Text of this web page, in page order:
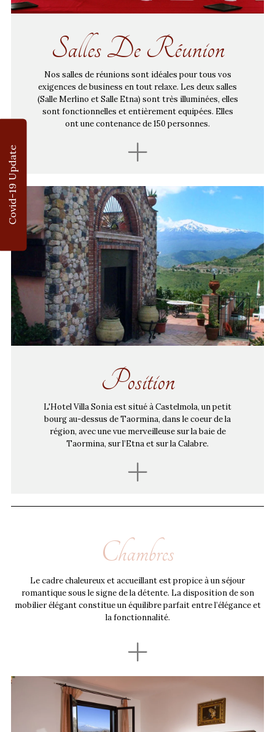
Covid-19 Update
Salles De Réunion
Nos salles de réunions sont idéales pour tous vos
exigences de business en tout relaxe. Les deux salles
(Salle Merlino et Salle Etna) sont très illuminées, elles
sont fonctionnelles et entièrement equipées. Elles
ont une contenance de 150 personnes.
Position
L'Hotel Villa Sonia est situé à Castelmola, un petit
bourg au-dessus de Taormina, dans le coeur de la
région, avec une vue merveilleuse sur la baie de
Taormina, sur l’Etna et sur la Calabre.
Chambres
Le cadre chaleureux et accueillant est propice à un séjour
romantique sous le signe de la détente. La disposition de son
mobilier élégant constitue un équilibre parfait entre l’élégance et
la fonctionnalité.